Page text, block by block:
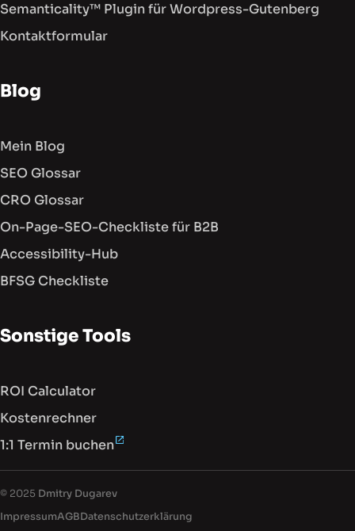
Semanticality™ Plugin für Wordpress-Gutenberg
Kontaktformular
Blog
Mein Blog
SEO Glossar
CRO Glossar
On-Page-SEO-Checkliste für B2B
Accessibility-Hub
BFSG Checkliste
Sonstige Tools
ROI Calculator
Kostenrechner
1:1 Termin buchen
Dokumentenfuß mit rechtlichen
© 2025 Dmitry Dugarev
ImpressumAGBDatenschutz­erklärung